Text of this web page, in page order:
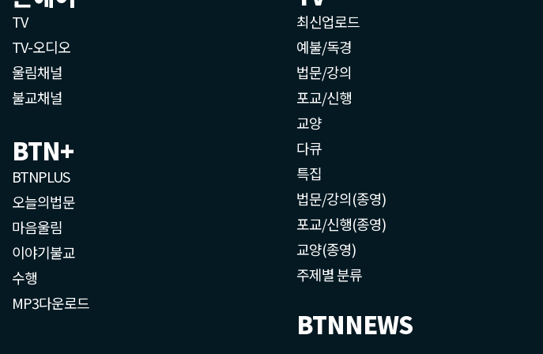
TV
TV-오디오
울림채널
불교채널
BTN+
BTNPLUS
오늘의법문
마음울림
이야기불교
수행
MP3다운로드
최신업로드
예불/독경
법문/강의
포교/신행
교양
다큐
특집
법문/강의(종영)
포교/신행(종영)
교양(종영)
주제별 분류
BTNNEWS